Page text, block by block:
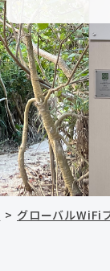
グローバルWiFi